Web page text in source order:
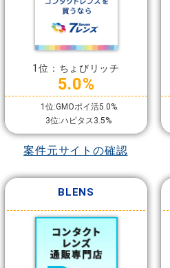
1位：ちょびリッチ
5.0%
1位:GMOポイ活5.0%
3位:ハピタス3.5%
案件元サイトの確認
BLENS